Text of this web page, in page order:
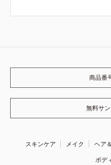
商品番
無料サ
スキンケア メイク ヘア
ボデ